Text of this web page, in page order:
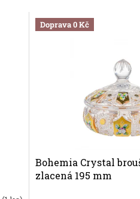
Doprava 0 Kč
Bohemia Crystal
zlacená 195 mm